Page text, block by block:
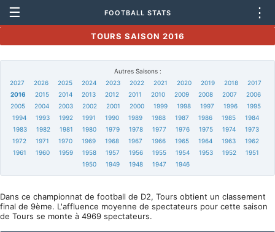
☰ FOOTBALL STATS ⋮
TOURS SAISON 2016
Autres Saisons :
2027
2026 2025 2024 2023 2022 2021 2020 2019 2018
2017
2016
2015 2014 2013 2012 2011 2010 2009 2008 2007
2006
2005
2004 2003 2002 2001 2000 1999 1998 1997 1996
1995
1994
1993 1992 1991 1990 1989 1988 1987 1986 1985
1984
1983
1982 1981 1980 1979 1978 1977 1976 1975 1974
1973
1972
1971 1970 1969 1968 1967 1966 1965 1964 1963
1962
1961
1960 1959 1958 1957 1956 1955 1954 1953 1952
1951
1950
1949 1948 1947 1946
Dans ce championnat de football de D2, Tours obtient un classement
final de 9ème. L'affluence moyenne de spectateurs pour cette saison
de Tours se monte à 4969 spectateurs.